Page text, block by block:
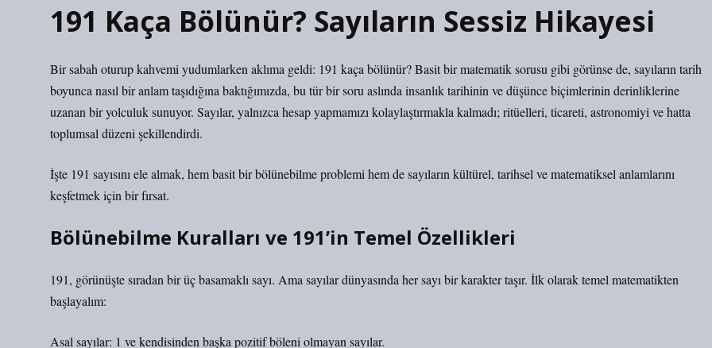
191 Kaça Bölünür? Sayıların Sessiz Hikayesi
Bir sabah oturup kahvemi yudumlarken aklıma geldi: 191 kaça bölünür? Basit bir matematik sorusu gibi görünse de, sayıların tarih
boyunca nasıl bir anlam taşıdığına baktığımızda, bu tür bir soru aslında insanlık tarihinin ve düşünce biçimlerinin derinliklerine
uzanan bir yolculuk sunuyor. Sayılar, yalnızca hesap yapmamızı kolaylaştırmakla kalmadı; ritüelleri, ticareti, astronomiyi ve hatta
toplumsal düzeni şekillendirdi.
İşte 191 sayısını ele almak, hem basit bir bölünebilme problemi hem de sayıların kültürel, tarihsel ve matematiksel anlamlarını
keşfetmek için bir fırsat.
Bölünebilme Kuralları ve 191’in Temel Özellikleri
191, görünüşte sıradan bir üç basamaklı sayı. Ama sayılar dünyasında her sayı bir karakter taşır. İlk olarak temel matematikten
başlayalım:
Asal sayılar: 1 ve kendisinden başka pozitif böleni olmayan sayılar.